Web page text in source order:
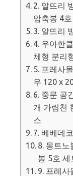
2. 알뜨리
압축봉 4호
3. 알뜨리
4. 우아한
체형 분리
5. 프레사
우 120 x
6. 중문 공
개 가림천
스
7. 베베데
8. 몽트노
봉 5호 세
9. 프레사